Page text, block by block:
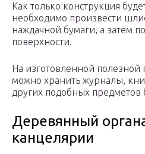
Как только конструкция
необходимо произвести
наждачной бумаги, а затем
поверхности.
На изготовленной полезной
можно хранить журналы,
других подобных предметов
Деревянный
канцелярии